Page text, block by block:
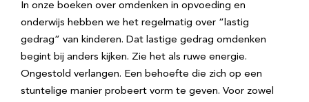
In onze boeken over omdenken in opvoeding en
onderwijs hebben we het regelmatig over “lastig
gedrag” van kinderen. Dat lastige gedrag omdenken
begint bij anders kijken. Zie het als ruwe energie.
Ongestold verlangen. Een behoefte die zich op een
stuntelige manier probeert vorm te geven. Voor zowel